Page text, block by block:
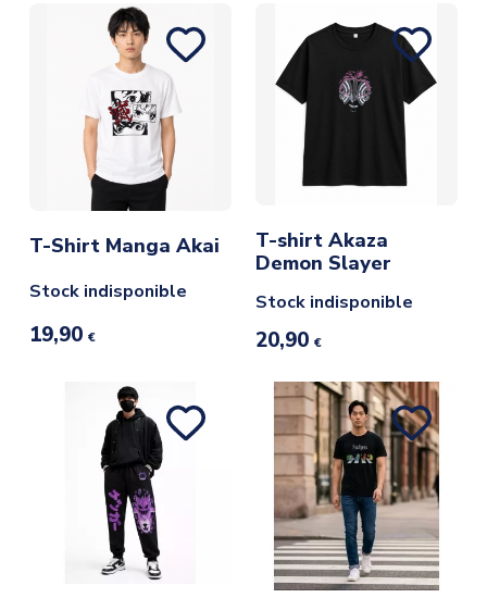
T-Shirt Manga Akai
Stock indisponible
19,90 €
T-shirt Akaza
Demon Slayer
Stock indisponible
20,90 €